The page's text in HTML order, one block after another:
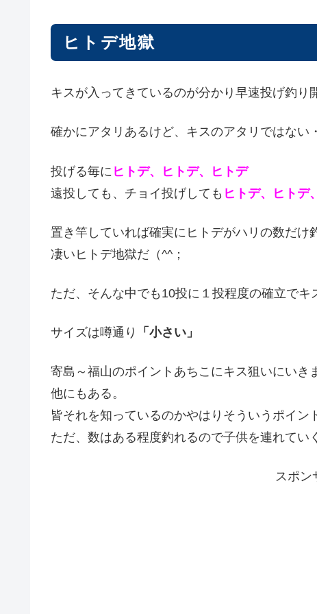
ヒトデ地獄
キスが入ってきているのが分かり早速投げ釣り
確かにアタリあるけど、キスのアタリではない
投げる毎に ヒトデ、ヒトデ、ヒトデ
遠投しても、チョイ投げしても ヒトデ、ヒトデ
置き竿していれば確実にヒトデがハリの数だけ
凄いヒトデ地獄だ（^^；
ただ、そんな中でも10投に１投程度の確立でキ
サイズは噂通り 「小さい」
寄島～福山のポイントあちこにキス狙いにい
他にもある。
皆それを知っているのかやはりそういうポイン
ただ、数はある程度釣れるので子供を連れてい
スポン